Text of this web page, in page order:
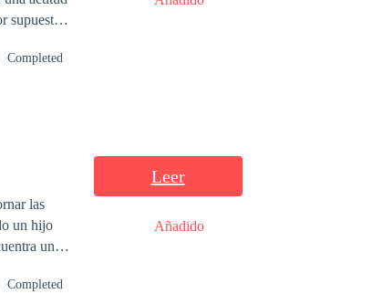
supuesto
a
con su
Completed
las
un hijo
un
el amor,
Completed
Leer
Añadido